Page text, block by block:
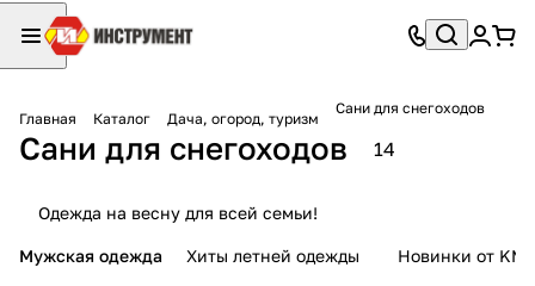
Главная Каталог Дача, огород, туризм
Сани для снегоходов
Сани для снегоходов 14
Одежда на весну для всей семьи!
Мужская одежда Хиты летней одежды Новинки от KMI